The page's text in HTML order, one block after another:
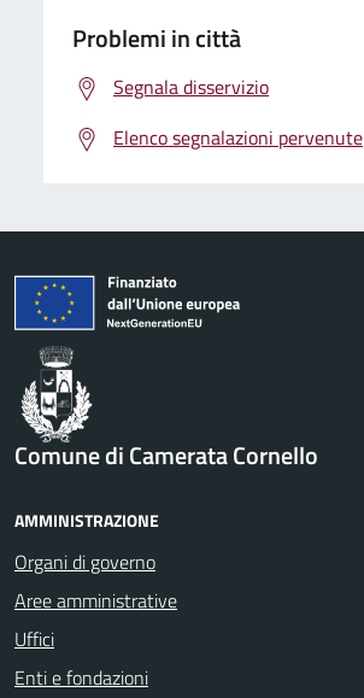
Problemi in città
Segnala disservizio
Elenco segnalazioni pervenute
Comune di Camerata Cornello
AMMINISTRAZIONE
Organi di governo
Aree amministrative
Uffici
Enti e fondazioni